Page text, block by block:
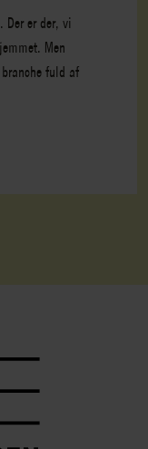
Der er der, vi
Men
fuld af